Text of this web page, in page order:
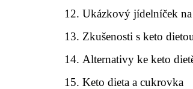
Ukázkový jídelníček
Zkušenosti s keto dietou
Alternativy ke keto
Keto dieta a cukrovka